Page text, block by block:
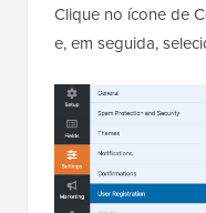
Clique no ícone de
e, em seguida,